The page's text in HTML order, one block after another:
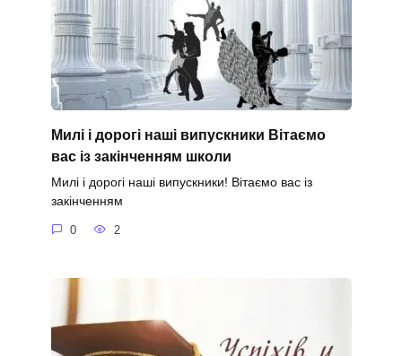
Милі і дорогі наші випускники Вітаємо
вас із закінченням школи
Милі і дорогі наші випускники! Вітаємо вас із
закінченням
0 2